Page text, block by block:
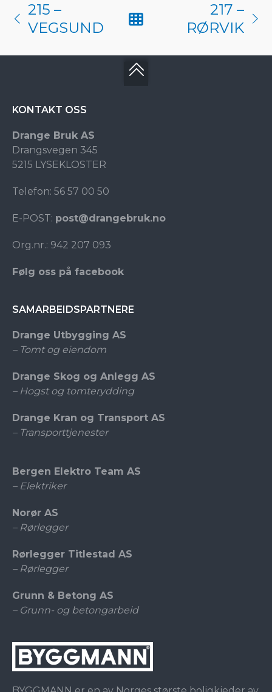
215 –
VEGSUND
217 –
RØRVIK
KONTAKT OSS
Drange Bruk AS
Drangsvegen 345
5215 LYSEKLOSTER
Telefon: 56 57 00 50
E-POST: post@drangebruk.no
Org.nr.: 942 207 093
Følg oss på facebook
SAMARBEIDSPARTNERE
Drange Utbygging AS
– Tomt og eiendom
Drange Skog og Anlegg AS
– Hogst og tomterydding
Drange Kran og Transport AS
– Transporttjenester
Bergen Elektro Team AS
– Elektriker
Norør AS
– Rørlegger
Rørlegger Titlestad AS
– Rørlegger
Grunn & Betong AS
– Grunn- og betongarbeid